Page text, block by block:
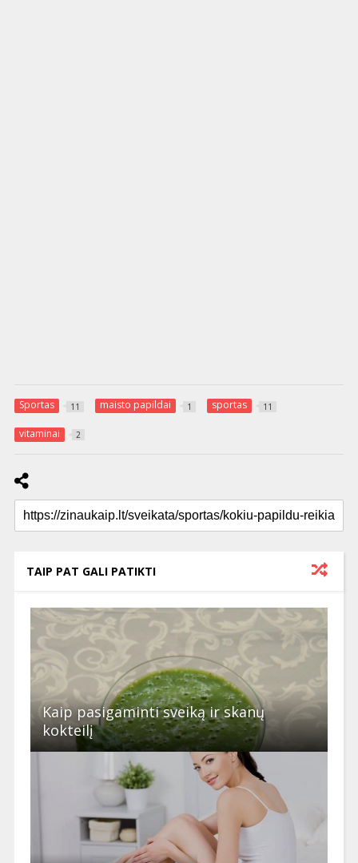
Sportas 11 maisto papildai 1 sportas 11
vitaminai 2
TAIP PAT GALI PATIKTI
Kaip pasigaminti sveiką ir skanų
kokteilį